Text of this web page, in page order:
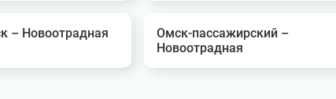
– Новоотрадная
Омск-пассажирский –
Новоотрадная